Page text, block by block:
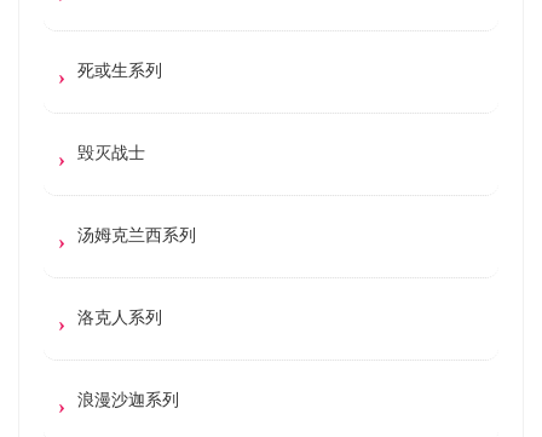
死或生系列
毁灭战士
汤姆克兰西系列
洛克人系列
浪漫沙迦系列